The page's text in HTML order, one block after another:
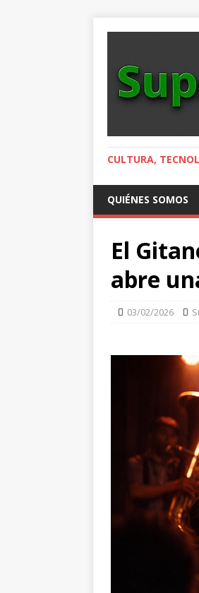
CULTURA,
QUIÉNES SOMOS
El
abre
03/02/2026